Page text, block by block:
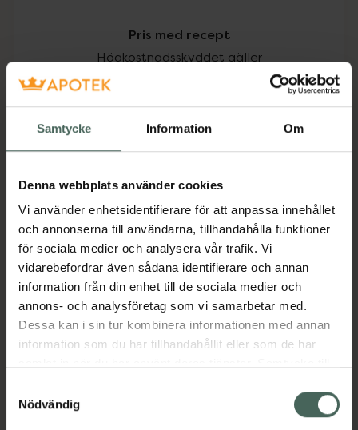
Samtycke Information Om
Denna webbplats använder cookies
Vi använder enhetsidentifierare för att anpassa innehållet
och annonserna till användarna, tillhandahålla funktioner
för sociala medier och analysera vår trafik. Vi
vidarebefordrar även sådana identifierare och annan
information från din enhet till de sociala medier och
annons- och analysföretag som vi samarbetar med.
Dessa kan i sin tur kombinera informationen med annan
information som du har tillhandahållit eller som de har
återkalla ditt samtycke via webbplatsens
cookieinställningar. Ett återkallat samtycke påverkar inte
Nödvändig
Pris med recept
Högkostnadsskyddet gäller
6331,48 kr
I apotek:6331,48 kr
Aktuella erbjudanden
Beskrivning Dölj
EAN:07046264927076